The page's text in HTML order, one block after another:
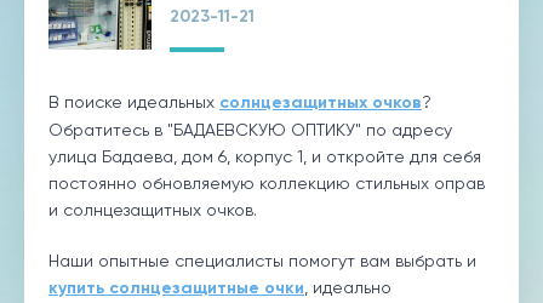
2023-11-21
В поиске идеальных солнцезащитных очков?
Обратитесь в "БАДАЕВСКУЮ ОПТИКУ" по адресу
улица Бадаева, дом 6, корпус 1, и откройте для себя
постоянно обновляемую коллекцию стильных оправ
и солнцезащитных очков.
Наши опытные специалисты помогут вам выбрать и
купить солнцезащитные очки , идеально